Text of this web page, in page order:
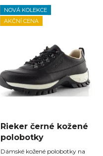
NOVÁ KOLEKCE
AKČNÍ CENA
Rieker černé kožené
polobotky
Dámské kožené polobotky na